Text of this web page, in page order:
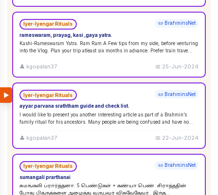
▶
Iyer-Iyengar Rituals 📜 BrahminsNet
rameswaram, prayag, kasi ,gaya yatra.
Kashi-Rameswaram Yatra. Ram Ram A Few tips from my side, before venturing
into the Vlog. Plan your trip atleast six months in advance. Prefer train trave...
👤 kgopalan37 📅 25-Jun-2024
Iyer-Iyengar Rituals 📜 BrahminsNet
ayyar parvana sraththam guide and check list.
I would like to present you another interesting article as part of a Brahmin’s
family ritual for his ancestors. Many people are being confused and have no
👤 kgopalan37 📅 22-Jun-2024
Iyer-Iyengar Rituals 📜 BrahminsNet
sumangali prarthanai
சுமங்கலி ப்ரார்த்தனா. 5 பெண்டுகள் + கண்யா பெண். சிராத்ததின்
போது பித்ருக்களை அழைத்து வருபவர் விசுவேதேவர் . இந்த